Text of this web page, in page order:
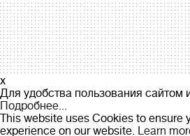
x
Для удобства пользования сайтом
Подробнее...
This website uses Cookies to ensure
experience on our website. Learn